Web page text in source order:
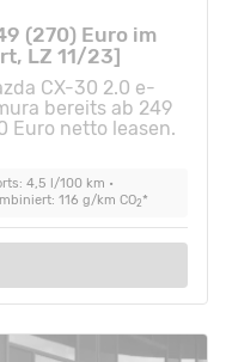
(270) Euro im
LZ 11/23]
CX-30 2.0 e-
bereits ab 249
Euro netto leasen.
4,5 l/100 km •
116 g/km CO2*